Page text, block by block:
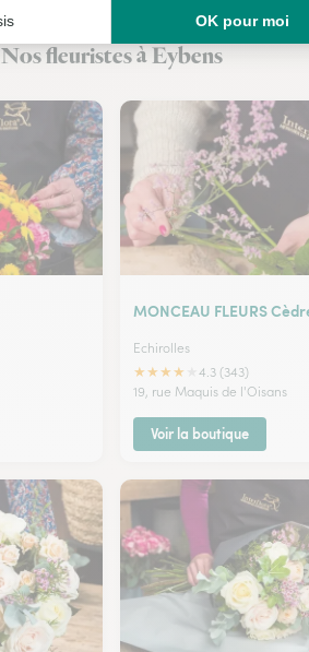
Nos fleuristes à Eybens
MONCEAU FLEURS
Echirolles
★★★★
4.3 (343)
19, rue Maquis de l'Oisans
Voir la boutique